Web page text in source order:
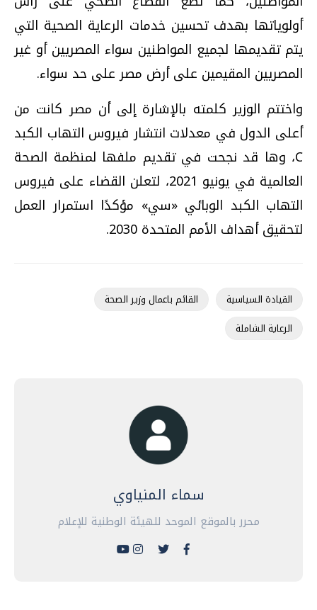
أولوياتها بهدف تحسين خدمات الرعاية الصحية التي
يتم تقديمها لجميع المواطنين سواء المصريين أو غير
المصريين المقيمين على أرض مصر على حد سواء.
واختتم الوزير كلمته بالإشارة إلى أن مصر كانت من
أعلى الدول في معدلات انتشار فيروس التهاب الكبد
C، وها قد نجحت في تقديم ملفها لمنظمة الصحة
العالمية في يونيو 2021، لتعلن القضاء على فيروس
التهاب الكبد الوبائي «سي» مؤكدًا استمرار العمل
لتحقيق أهداف الأمم المتحدة 2030.
القيادة السياسية
القائم باعمال وزير الصحة
الرعاية الشاملة
سماء المنياوي
محرر بالموقع الموحد للهيئة الوطنية للإعلام